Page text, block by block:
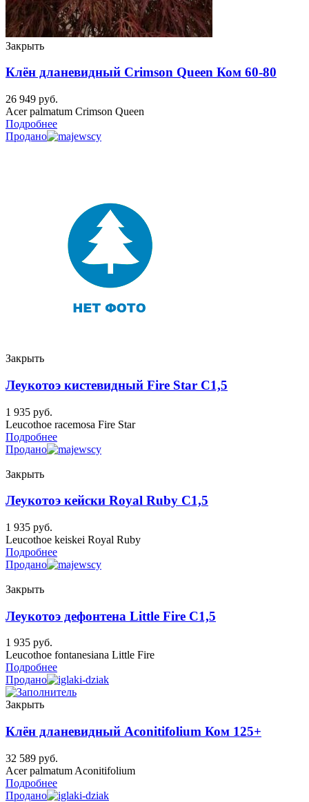
Закрыть
Клён дланевидный Crimson Queen Ком 60-80
26 949 руб.
Acer palmatum Crimson Queen
Подробнее
Продано
Закрыть
Леукотоэ кистевидный Fire Star C1,5
1 935 руб.
Leucothoe racemosa Fire Star
Подробнее
Продано
Закрыть
Леукотоэ кейски Royal Ruby C1,5
1 935 руб.
Leucothoe keiskei Royal Ruby
Подробнее
Продано
Закрыть
Леукотоэ дефонтена Little Fire C1,5
1 935 руб.
Leucothoe fontanesiana Little Fire
Подробнее
Продано
Закрыть
Клён дланевидный Aconitifolium Ком 125+
32 589 руб.
Acer palmatum Aconitifolium
Подробнее
Продано